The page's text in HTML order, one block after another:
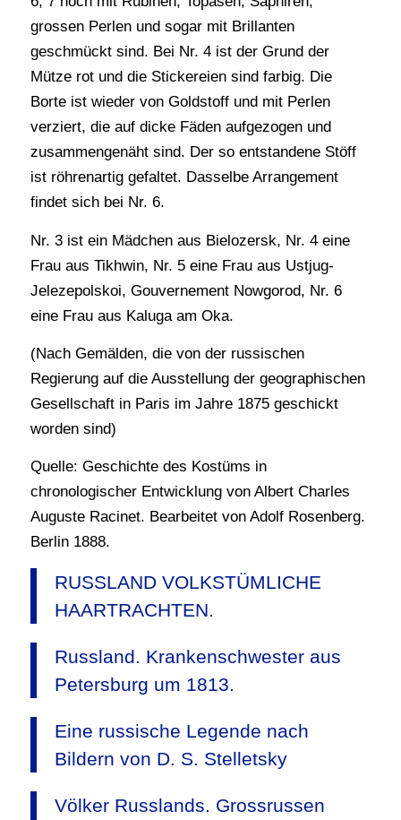
grossen Perlen und sogar mit Brillanten
geschmückt sind. Bei Nr. 4 ist der Grund der
Mütze rot und die Stickereien sind farbig. Die
Borte ist wieder von Goldstoff und mit Perlen
verziert, die auf dicke Fäden aufgezogen und
zusammengenäht sind. Der so entstandene Stöff
ist röhrenartig gefaltet. Dasselbe Arrangement
findet sich bei Nr. 6.
Nr. 3 ist ein Mädchen aus Bielozersk, Nr. 4 eine
Frau aus Tikhwin, Nr. 5 eine Frau aus Ustjug-
Jelezepolskoi, Gouvernement Nowgorod, Nr. 6
eine Frau aus Kaluga am Oka.
(Nach Gemälden, die von der russischen
Regierung auf die Ausstellung der geographischen
Gesellschaft in Paris im Jahre 1875 geschickt
worden sind)
Quelle: Geschichte des Kostüms in
chronologischer Entwicklung von Albert Charles
Auguste Racinet. Bearbeitet von Adolf Rosenberg.
Berlin 1888.
RUSSLAND VOLKSTÜMLICHE
HAARTRACHTEN.
Russland. Krankenschwester aus
Petersburg um 1813.
Eine russische Legende nach
Bildern von D. S. Stelletsky
Völker Russlands. Grossrussen